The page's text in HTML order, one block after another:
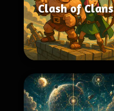
Clash of Clans